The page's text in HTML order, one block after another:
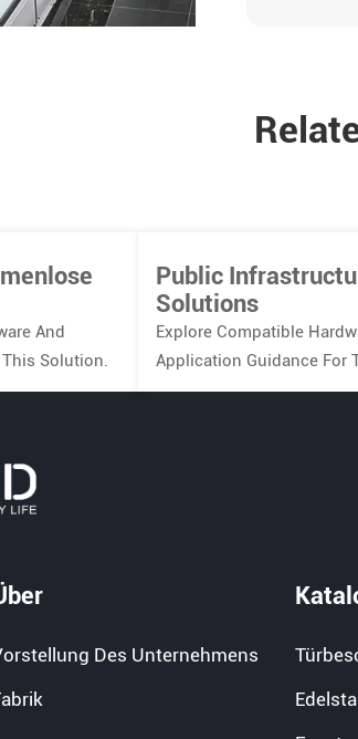
And
Solution.
Public
Solutions
Explore Compatible
Application Guidance For
Des Unternehmens